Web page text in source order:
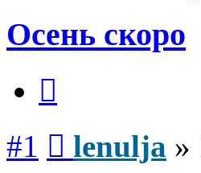
Осень скоро
#1 lenulja »